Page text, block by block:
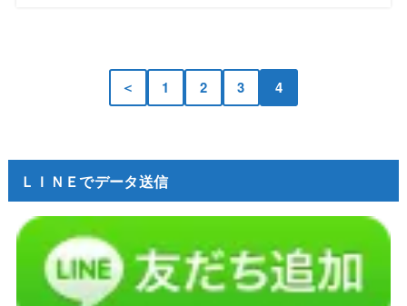
＜ 1 2 3 4
ＬＩＮＥでデータ送信